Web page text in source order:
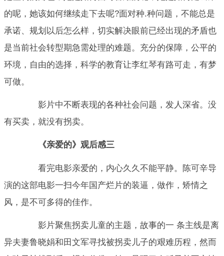
的呢，她该如何继续走下去呢?面对种.种问题，不能总是
承诺、规划以后怎么样，切实解决眼前已经出现的矛盾也
是当前社会转型期急需处理的难题。充分的保障，公平的
环境，自由的选择，科学的教育让李红琴有路可走，有梦
可做。
影片中不断表现的各种社会问题，发人深省。没
有买卖，就没有拐卖。
《亲爱的》观后感三
看完电影亲爱的，内心久久不能平静。陈可辛导
演的这部电影一扫今年国产烂片的装逼，做作，矫情之
风，是不可多得的佳作。
影片聚焦拐卖儿童的主题，故事的一 条主线是离
异夫妻鲁晓娟和田文军寻找被拐卖儿子的艰难历程，然而